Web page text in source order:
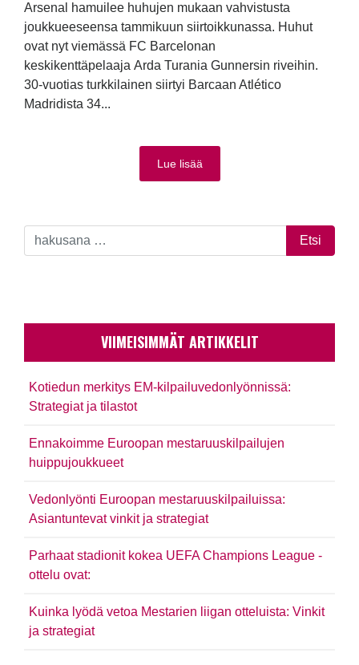
Arsenal hamuilee huhujen mukaan vahvistusta
joukkueeseensa tammikuun siirtoikkunassa. Huhut
ovat nyt viemässä FC Barcelonan
keskikenttäpelaaja Arda Turania Gunnersin riveihin.
30-vuotias turkkilainen siirtyi Barcaan Atlético
Madridista 34...
Lue lisää
VIIMEISIMMÄT ARTIKKELIT
Kotiedun merkitys EM-kilpailuvedonlyönnissä:
Strategiat ja tilastot
Ennakoimme Euroopan mestaruuskilpailujen
huippujoukkueet
Vedonlyönti Euroopan mestaruuskilpailuissa:
Asiantuntevat vinkit ja strategiat
Parhaat stadionit kokea UEFA Champions League -
ottelu ovat:
Kuinka lyödä vetoa Mestarien liigan otteluista: Vinkit
ja strategiat